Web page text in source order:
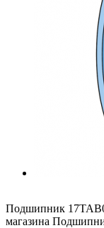
Подшипник
магазина